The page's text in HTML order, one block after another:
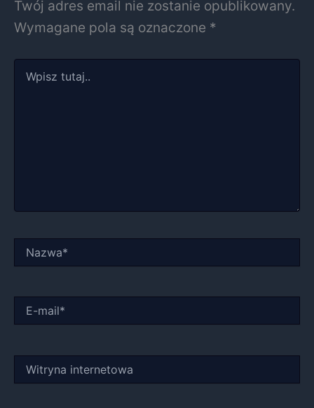
Twój adres email nie zostanie opublikowany.
Wymagane pola są oznaczone *
tutaj..
mail*
internetowa